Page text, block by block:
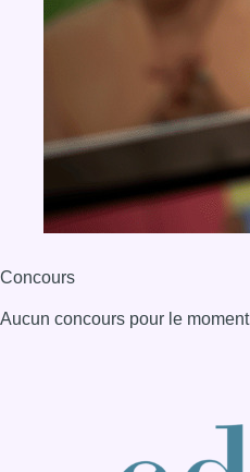
Concours
Aucun concours pour le moment